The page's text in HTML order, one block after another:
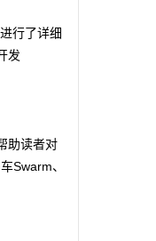
行了详细
发
助读者对
Swarm、